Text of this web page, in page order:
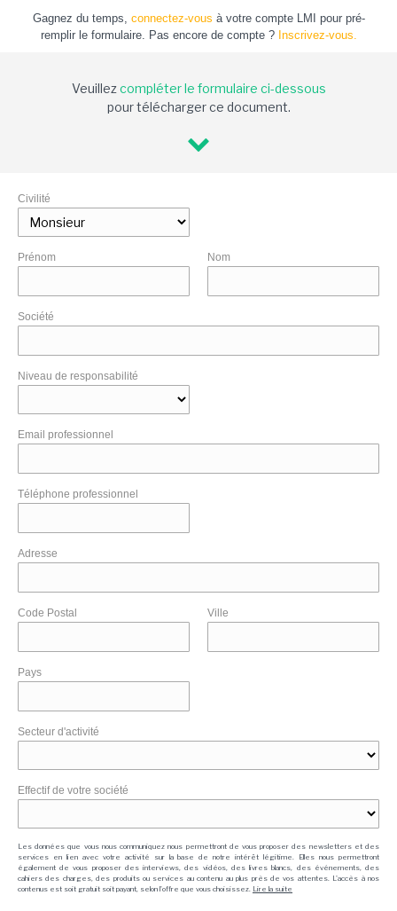
Gagnez du temps, connectez-vous à votre compte LMI pour pré-
remplir le formulaire. Pas encore de compte ? Inscrivez-vous.
Veuillezcompléter le formulaire ci-dessous
pour télécharger ce document.
Civilité
Prénom Nom
Société
Niveau de responsabilité
Email professionnel
Téléphone professionnel
Adresse
Code Postal Ville
Pays
Secteur d'activité
Effectif de votre société
Les données que vous nous communiquez nous permettront de vous proposer des newsletters et des
services en lien avec votre activité sur la base de notre intérêt légitime. Elles nous permettront
également de vous proposer des interviews, des vidéos, des livres blancs, des événements, des
cahiers des charges, des produits ou services au contenu au plus près de vos attentes. L'accès à nos
contenus est soit gratuit soit payant, selon l'offre que vous choisissez. Lire la suite